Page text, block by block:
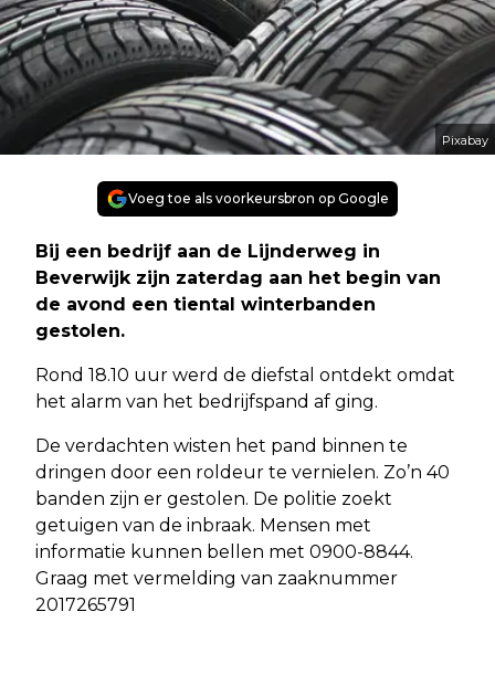
Pixabay
Voeg toe als voorkeursbron op Google
Bij een bedrijf aan de Lijnderweg in
Beverwijk zijn zaterdag aan het begin van
de avond een tiental winterbanden
gestolen.
Rond 18.10 uur werd de diefstal ontdekt omdat
het alarm van het bedrijfspand af ging.
De verdachten wisten het pand binnen te
dringen door een roldeur te vernielen. Zo’n 40
banden zijn er gestolen. De politie zoekt
getuigen van de inbraak. Mensen met
informatie kunnen bellen met 0900-8844.
Graag met vermelding van zaaknummer
2017265791